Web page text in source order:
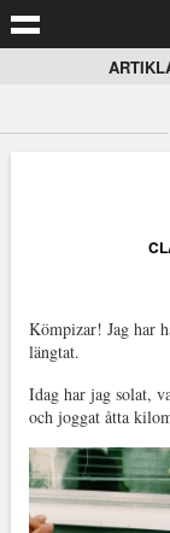
Kömpizar! Jag har
längtat.
Idag har jag solat,
och joggat åtta